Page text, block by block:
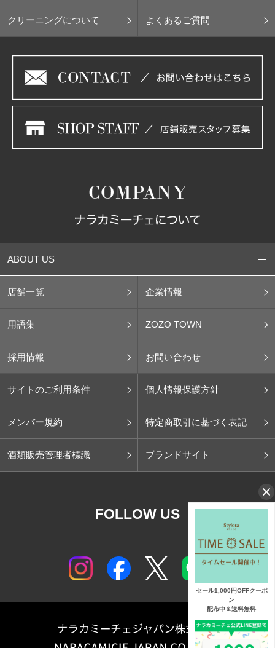
クリーニングについて よくあるご質問
ABOUT US
店舗一覧 企業情報
用語集 ZOZO TOWN
採用情報 お問い合わせ
サイトのご利用条件 個人情報保護方針
メンバー規約 特定商取引に基づく表記
酒類販売管理者標識 ブランドサイト
FOLLOW US
セール1,000円OFFクーポ
ン
配布中＆送料無料